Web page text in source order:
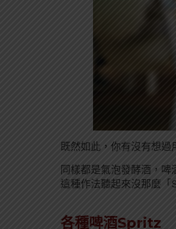
既然如此，你有沒有想
同樣都是氣泡發酵酒，
這種作法聽起來沒那麼「
各種啤酒Spritz